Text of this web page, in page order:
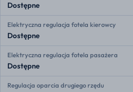
Dostępne
Elektryczna regulacja fotela kierowcy
Dostępne
Elektryczna regulacja fotela pasażera
Dostępne
Regulacja oparcia drugiego rzędu